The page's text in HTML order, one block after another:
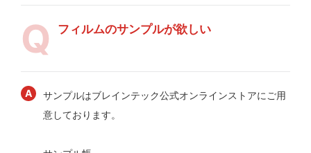
フィルムのサンプルが欲しい
サンプルはブレインテック公式オンラインストアにご用
意しております。